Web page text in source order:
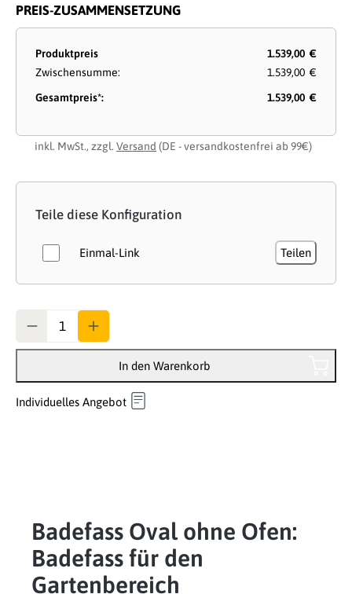
PREIS-ZUSAMMENSETZUNG
Produktpreis
1.539,00 €
Zwischensumme:
1.539,00 €
Gesamtpreis*:
1.539,00 €
inkl. MwSt., zzgl. Versand (DE - versandkostenfrei ab 99€)
Teile diese Konfiguration
Einmal-Link Teilen
In den Warenkorb
Individuelles Angebot
Badefass Oval ohne Ofen:
Badefass für den
Gartenbereich